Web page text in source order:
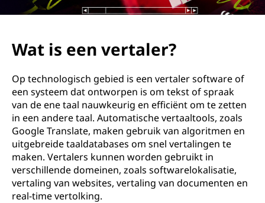
l
Wat is een vertaler?
Op technologisch gebied is een vertaler software of
een systeem dat ontworpen is om tekst of spraak
van de ene taal nauwkeurig en efficiënt om te zetten
in een andere taal. Automatische vertaaltools, zoals
Google Translate, maken gebruik van algoritmen en
uitgebreide taaldatabases om snel vertalingen te
maken. Vertalers kunnen worden gebruikt in
verschillende domeinen, zoals softwarelokalisatie,
vertaling van websites, vertaling van documenten en
real-time vertolking.